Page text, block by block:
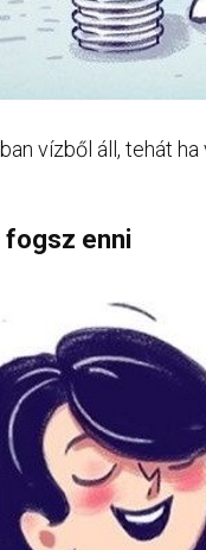
vízből áll, tehát
fogsz enni